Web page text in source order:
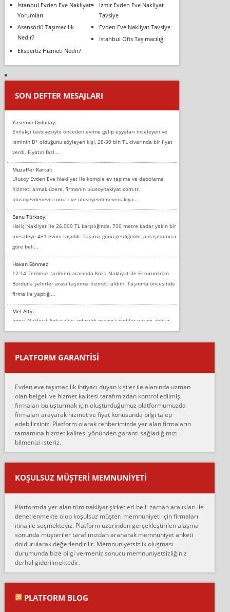
İstanbul Evden Eve Nakliyat
Yorumları
İzmir Evden Eve Nakliyat
Tavsiye
Asansörlü Taşımacılık
Nedir?
Evden Eve Nakliyat Tavsiye
İstanbul Ofis Taşımacılığı
Ekspertiz Hizmeti Nedir?
SON DEFTER MESAJLARI
Yasemin Dolunay:
Emlakçı tavsiyesiyle önceden evime gelip eşyaları inceleyen ve
isminin B* olduğunu söyleyen kişi, 28-30 bin TL civarında bir fiyat
verdi. Fiyatın fazl...
Muzaffer Kartal:
Ulusoy Evden Eve Nakliyat ile komple ev taşıma ve depolama
hizmeti almak üzere, firmanın ulusoynaklyat.com.tr,
ulusoyevdeneve.com.tr ve ulusoyevdenevenaklya...
Banu Türksoy:
Haliç Nakliyat ile 26.000 TL karşılığında, 700 metre kadar yakın bir
mesafeye 4+1 evimi taşıdık. Taşıma günü geldiğinde, anlaşmamıza
göre beli...
Hakan Sönmez:
12-14 Temmuz tarihleri arasında Koza Nakliyat ile Erzurum’dan
Burdur’a şehirler arası taşınma hizmeti aldım. Taşınma öncesinde
firma ile yaptığı...
Mel Alty:
İnova Nakliyat Ankara ile anlaşıldı eşyayı taşıdılar parayı aldılar.
Salon duvarına bir baktım birisi boydan alüminyum renkli bantı
yapıştırm...
Murat:
çalıştıklarını, müş...
Ahmet:
Lüleburgaz güngünes evden eve naklyat eşyalarımı taşımak için
anlaştık sabah eve geldiklerinde de eşyalarımı düzgün şekilde
sarcaz demelerine r...
mehmet güldü:
Ankara ALİCANLAR NAKLİYAT Tutarsız ve ticari ahlak problemleri
var verdikleri fiyat teklifini arttırdılar. Sonrasında taşıma gününde
oldukça tutarsı...
Ankara Alicanlar naklyat tel 5465524025. 2600 TL'ye ankaradan
Konya ya Alicanlar naklyat la anlaştık bu şahıs evin taşınacağı gün
fiyatın mazoto gele...
Fatih kokmese:
Diyarbakır dan eşyamı getirtmek için anlaştım sözleşme yaptım.
Son anda fiyat artırdılar.. mecburiyetten tasittim.. bu kişiler ağrılı
Ali:
PLATFORM GARANTİSİ
Evden eve taşımacılık ihtiyacı duyan kişiler ile alanında uzman
olan belgeli ve hizmet kalitesi tarafımızdan kontrol edilmiş
firmaları buluşturmak için oluşturduğumuz platformumuzda
firmaları arayarak hizmet ve fiyat konusunda bilgi talep
edebilirsiniz. Platform olarak rehberimizde yer alan firmaların
tamamına hizmet kalitesi yönünden garanti sağladığımızı
bilmenizi isteriz.
KOŞULSUZ MÜŞTERI MEMNUNIYETI
Platformda yer alan tüm nakliyat şirketleri belli zaman aralıkları ile
denetlenmekte olup koşulsuz müşteri memnuniyeti için firmaları
itina ile seçmekteyiz. Platform üzerinden gerçekleştirilen alaşma
sonunda müşteriler tarafımızdan aranarak memnuniyet anketi
doldurularak değerlendirilir. Memnuniyetsizlik oluşması
durumunda bize bilgi vermeniz sonucu memnuniyetsizliğiniz
derhal giderilmektedir.
PLATFORM BLOG